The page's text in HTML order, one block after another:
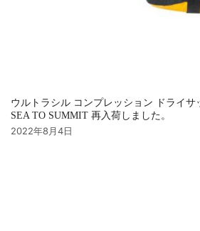
ウルトラシル コンプレッション ドライサ
SEA TO SUMMIT 再入荷しました。
2022年8月4日